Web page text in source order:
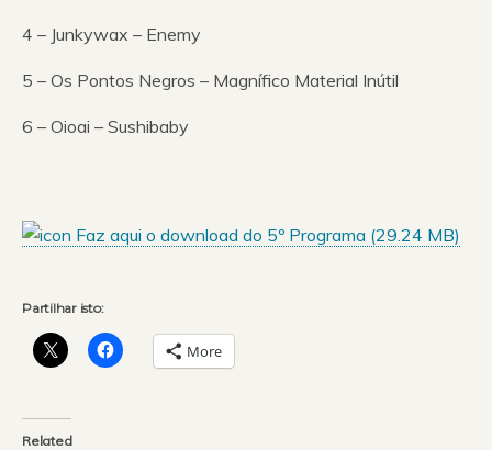
4 – Junkywax – Enemy
5 – Os Pontos Negros – Magnífico Material Inútil
6 – Oioai – Sushibaby
Faz aqui o download do 5º Programa (29.24 MB)
Partilhar isto:
More
Related